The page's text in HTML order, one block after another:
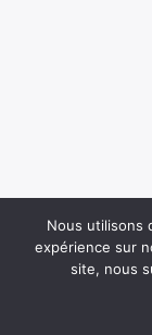
Nous utilisons
expérience sur
site, nous